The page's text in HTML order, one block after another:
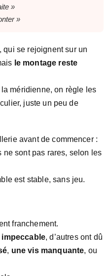
»
»
qui se rejoignent sur un
le montage reste
méridienne, on règle les
juste un peu de
avant de commencer :
ne sont pas rares, selon les
est stable, sans jeu.
franchement.
impeccable, d’autres ont dû
, une vis manquante, ou